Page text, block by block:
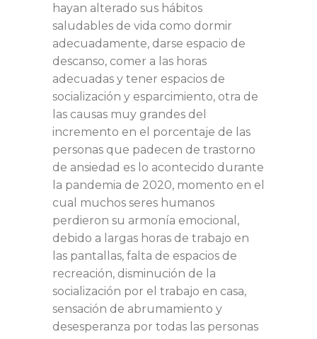
hayan alterado sus hábitos
saludables de vida como dormir
adecuadamente, darse espacio de
descanso, comer a las horas
adecuadas y tener espacios de
socialización y esparcimiento, otra de
las causas muy grandes del
incremento en el porcentaje de las
personas que padecen de trastorno
de ansiedad es lo acontecido durante
la pandemia de 2020, momento en el
cual muchos seres humanos
perdieron su armonía emocional,
debido a largas horas de trabajo en
las pantallas, falta de espacios de
recreación, disminución de la
socialización por el trabajo en casa,
sensación de abrumamiento y
desesperanza por todas las personas